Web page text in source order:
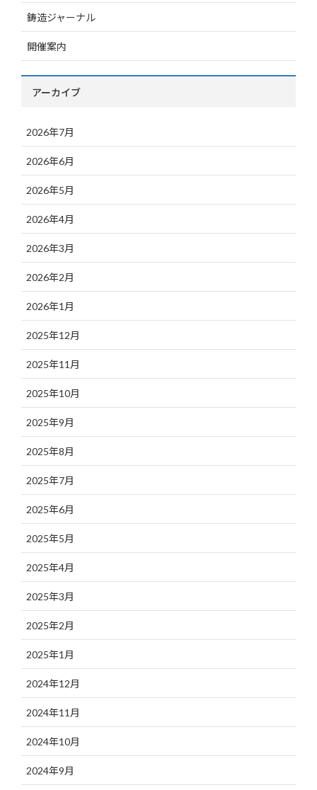
鋳造ジャーナル
開催案内
アーカイブ
2026年7月
2026年6月
2026年5月
2026年4月
2026年3月
2026年2月
2026年1月
2025年12月
2025年11月
2025年10月
2025年9月
2025年8月
2025年7月
2025年6月
2025年5月
2025年4月
2025年3月
2025年2月
2025年1月
2024年12月
2024年11月
2024年10月
2024年9月